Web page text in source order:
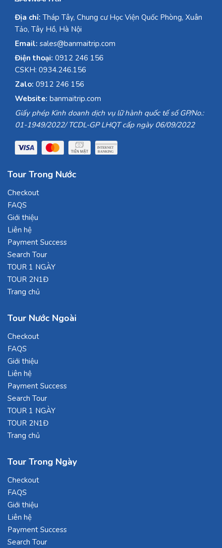
Địa chỉ: Tháp Tây, Chung cư Học Viện Quốc Phòng, Xuân
Tảo, Tây Hồ, Hà Nội
Email: sales@banmaitrip.com
Điện thoại: 0912 246 156
CSKH: 0934.246.156
Zalo: 0912 246 156
Website: banmaitrip.com
Giấy phép Kinh doanh dịch vụ lữ hành quốc tế số GP/No.:
01-1949/2022/ TCDL-GP LHQT cấp ngày 06/09/2022
Tour Trong Nước
Checkout
FAQS
Giới thiệu
Liên hệ
Payment Success
Search Tour
TOUR 1 NGÀY
TOUR 2N1Đ
Trang chủ
Tour Nước Ngoài
Checkout
FAQS
Giới thiệu
Liên hệ
Payment Success
Search Tour
TOUR 1 NGÀY
TOUR 2N1Đ
Trang chủ
Tour Trong Ngày
Checkout
FAQS
Giới thiệu
Liên hệ
Payment Success
Search Tour